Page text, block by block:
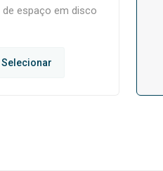
de espaço em disco
Selecionar